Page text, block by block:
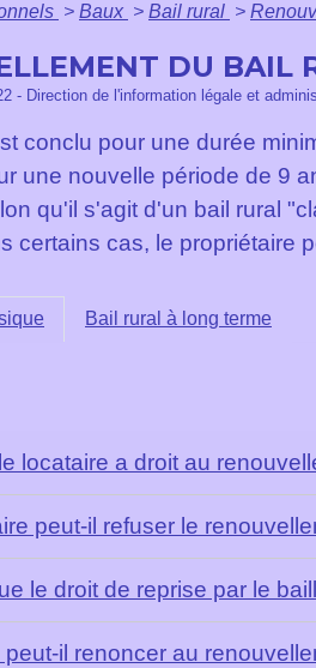
> Baux > Bail rural >
DU BAIL
- Direction de l'information légale et
conclu pour une durée
une nouvelle période de 9
qu'il s'agit d'un bail rural
certains cas, le propriétaire
Bail rural à long terme
locataire a droit au
peut-il refuser le
le droit de reprise par le
il renoncer au